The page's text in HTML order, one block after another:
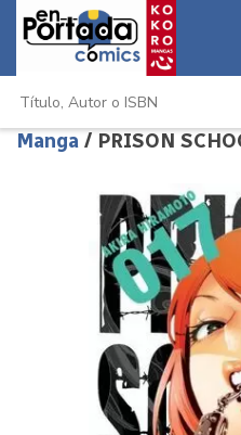
Manga / PRISON